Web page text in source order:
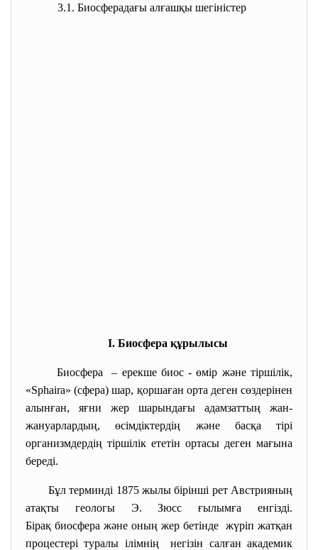
3.1. Биосферадағы алғашқы шегіністер
І. Биосфера құрылысы
Биосфера – ерекше биос - өмір және тіршілік,
«Sphaira» (сфера) шар, қоршаған орта деген сөздерінен
алынған, яғни жер шарындағы адамзаттың жан-
жануарлардың, өсімдіктердің және басқа тірі
организмдердің тіршілік ететін ортасы деген мағына
береді.
Бұл терминді 1875 жылы бірінші рет Австрияның
атақты геологы Э. Зюсс ғылымға енгізді.
Бірақ биосфера және оның жер бетінде жүріп жатқан
процестері туралы ілімнің негізін салған академик